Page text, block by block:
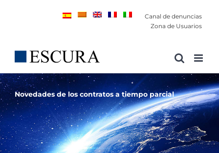
Canal de denuncias
Zona de Usuarios
Novedades de los contratos a tiempo parcial